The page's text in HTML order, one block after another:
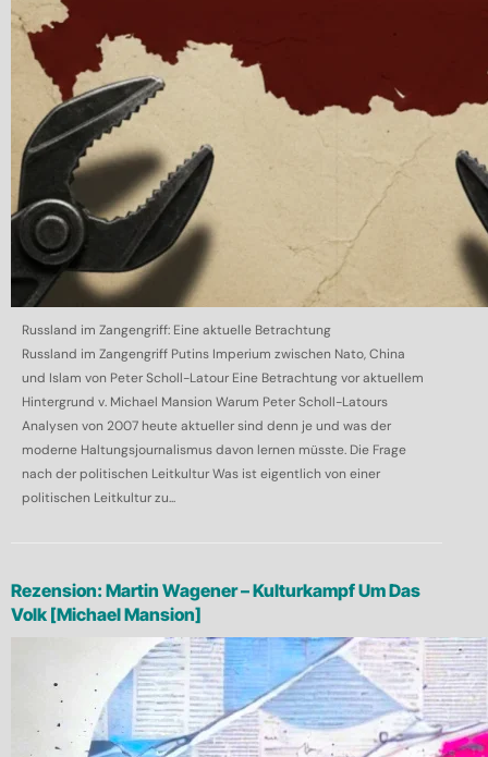
Russland im Zangengriff: Eine aktuelle Betrachtung
Russland im Zangengriff Putins Imperium zwischen Nato, China
und Islam von Peter Scholl-Latour Eine Betrachtung vor aktuellem
Hintergrund v. Michael Mansion Warum Peter Scholl-Latours
Analysen von 2007 heute aktueller sind denn je und was der
moderne Haltungsjournalismus davon lernen müsste. Die Frage
nach der politischen Leitkultur Was ist eigentlich von einer
politischen Leitkultur zu...
Rezension: Martin Wagener – Kulturkampf Um Das
Volk [Michael Mansion]